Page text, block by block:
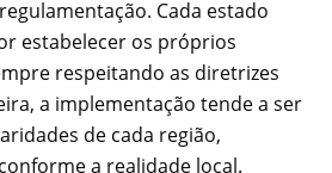
Cada estado
estabelecer os próprios
respeitando as diretrizes
a implementação tende a ser
de cada região,
a realidade local.